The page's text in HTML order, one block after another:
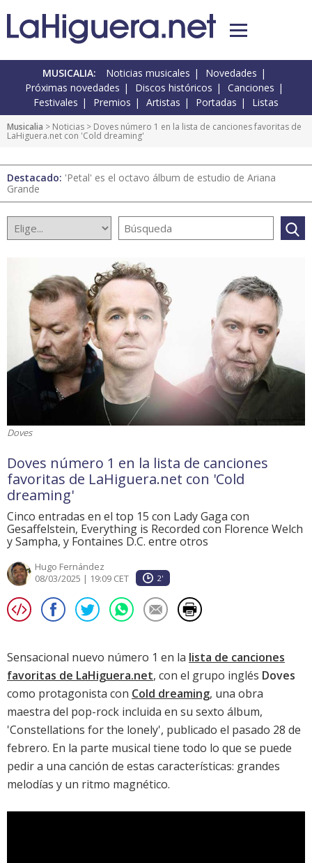
MUSICALIA: Noticias musicales
Novedades
Próximas novedades
Discos históricos
Canciones
Festivales
Premios Artistas Portadas Listas
Musicalia > Noticias > Doves número 1 en la lista de canciones favoritas de
LaHiguera.net con 'Cold dreaming'
Destacado: 'Petal' es el octavo álbum de estudio de Ariana
Grande
Doves
Doves número 1 en la lista de canciones
favoritas de LaHiguera.net con 'Cold
dreaming'
Cinco entradas en el top 15 con Lady Gaga con
Gesaffelstein, Everything is Recorded con Florence Welch
y Sampha, y Fontaines D.C. entre otros
Hugo Fernández
08/03/2025 | 19:09 CET
2'
Sensacional nuevo número 1 en la lista de canciones
favoritas de LaHiguera.net, con el grupo inglés Doves
como protagonista con Cold dreaming, una obra
maestra del pop-rock incluida en su sexto álbum,
'Constellations for the lonely', publicado el pasado 28 de
febrero. En la parte musical tiene todo lo que se puede
pedir a una canción de estas características: grandes
melodías y un ritmo magnético.